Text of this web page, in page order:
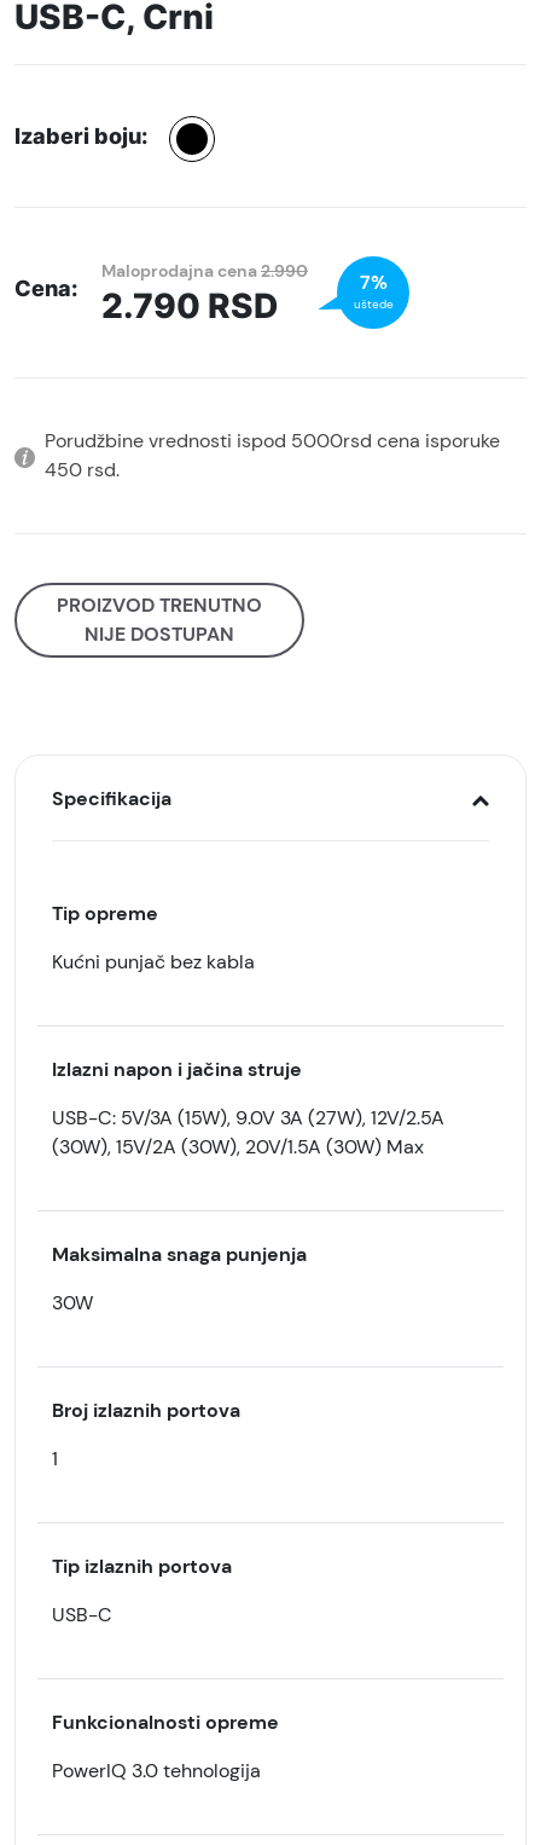
USB-C, Crni
Izaberi boju:
Cena:
Maloprodajna cena2.990
2.790 RSD
7%
uštede
Porudžbine vrednosti ispod 5000rsd cena isporuke
450 rsd.
PROIZVOD TRENUTNO
NIJE DOSTUPAN
Specifikacija
Tip opreme
Kućni punjač bez kabla
Izlazni napon i jačina struje
USB-C: 5V/3A (15W), 9.0V 3A (27W), 12V/2.5A
(30W), 15V/2A (30W), 20V/1.5A (30W) Max
Maksimalna snaga punjenja
30W
Broj izlaznih portova
1
Tip izlaznih portova
USB-C
Funkcionalnosti opreme
PowerIQ 3.0 tehnologija